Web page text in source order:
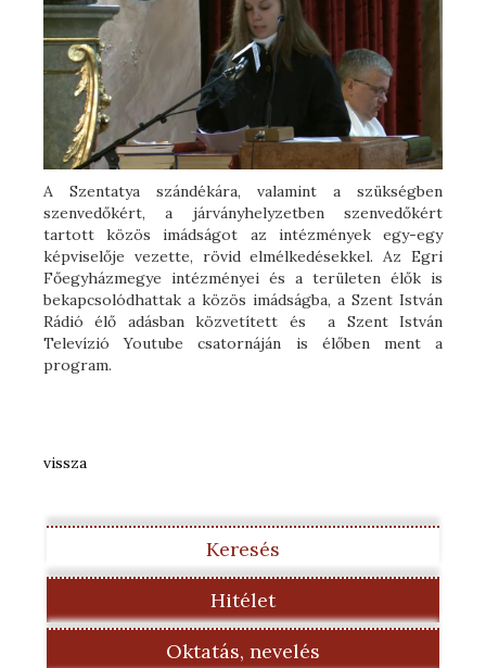
A Szentatya szándékára, valamint a szükségben
szenvedőkért, a járványhelyzetben szenvedőkért
tartott közös imádságot az intézmények egy-egy
képviselője vezette, rövid elmélkedésekkel. Az Egri
Főegyházmegye intézményei és a területen élők is
bekapcsolódhattak a közös imádságba, a Szent István
Rádió élő adásban közvetített és a Szent István
Televízió Youtube csatornáján is élőben ment a
program.
vissza
Keresés
Hitélet
Oktatás, nevelés